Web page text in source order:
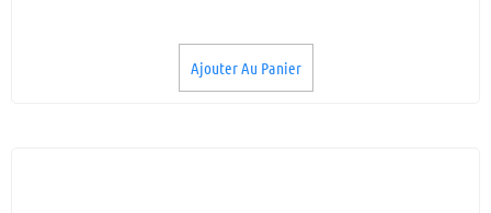
Ajouter Au Panier